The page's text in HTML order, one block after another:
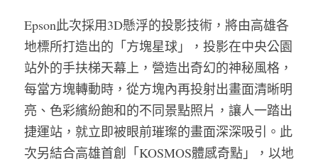
Epson此次採用3D懸浮的投影技術，將由高雄各
地標所打造出的「方塊星球」，投影在中央公園
站外的手扶梯天幕上，營造出奇幻的神秘風格，
每當方塊轉動時，從方塊內再投射出畫面清晰明
亮、色彩繽紛飽和的不同景點照片，讓人一踏出
捷運站，就立即被眼前璀璨的畫面深深吸引。此
次另結合高雄首創「KOSMOS體感奇點」，以地